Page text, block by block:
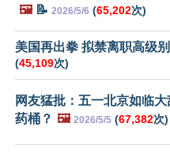
🖼️📝 2026/5/6 (65,202次)
美国再出拳 拟禁离职高级
(45,109次)
网友猛批：五一北京如临
药桶？ 🖼️ 2026/5/5 (67,382次)